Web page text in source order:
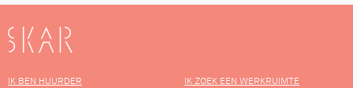
SKAR
IK BEN HUURDER IK ZOEK EEN WERKRUIMTE